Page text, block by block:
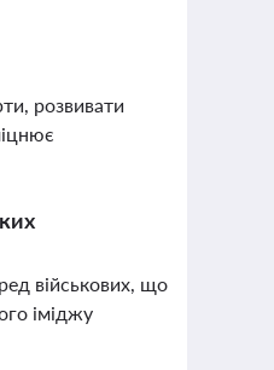
розвивати
військових, що
іміджу